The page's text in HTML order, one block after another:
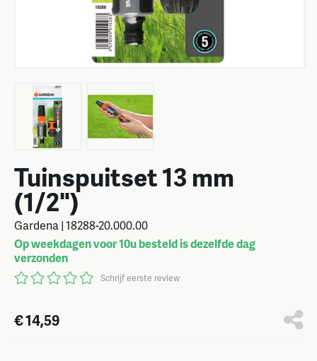
Tuinspuitset 13 mm
(1/2")
Gardena | 18288-20.000.00
Op weekdagen voor 10u besteld is dezelfde dag
verzonden
Schrijf eerste review
€ 14,59